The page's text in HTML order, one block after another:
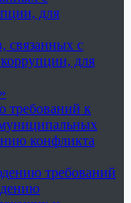
для
связанных с
для
требований к
конфликта
требований